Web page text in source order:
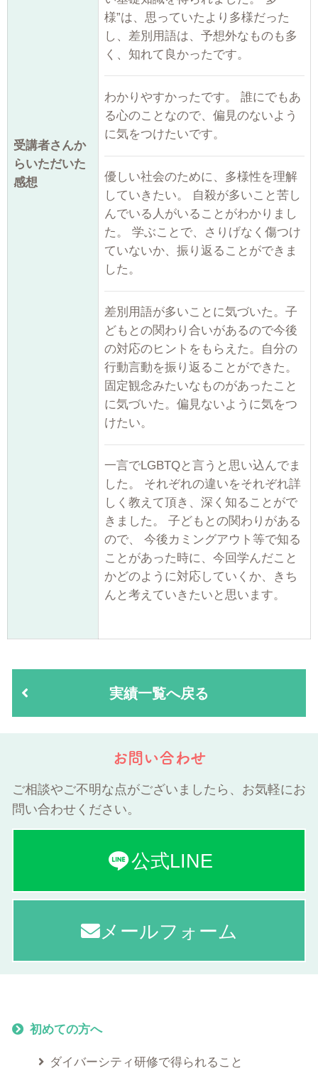
受講者さんか
らいただいた
感想
様”は、思っていたより多様だった
し、差別用語は、予想外なものも多
く、知れて良かったです。
わかりやすかったです。 誰にでもあ
る心のことなので、偏見のないよう
に気をつけたいです。
優しい社会のために、多様性を理解
していきたい。 自殺が多いこと苦し
んでいる人がいることがわかりまし
た。 学ぶことで、さりげなく傷つけ
ていないか、振り返ることができま
した。
差別用語が多いことに気づいた。子
どもとの関わり合いがあるので今後
の対応のヒントをもらえた。自分の
行動言動を振り返ることができた。
固定観念みたいなものがあったこと
に気づいた。偏見ないように気をつ
けたい。
一言でLGBTQと言うと思い込んでま
した。 それぞれの違いをそれぞれ詳
しく教えて頂き、深く知ることがで
きました。 子どもとの関わりがある
ので、 今後カミングアウト等で知る
ことがあった時に、今回学んだこと
かどのように対応していくか、きち
んと考えていきたいと思います。
実績一覧へ戻る
お問い合わせ
ご相談やご不明な点がございましたら、お気軽にお
問い合わせください。
公式LINE
メールフォーム
初めての方へ
ダイバーシティ研修で得られること